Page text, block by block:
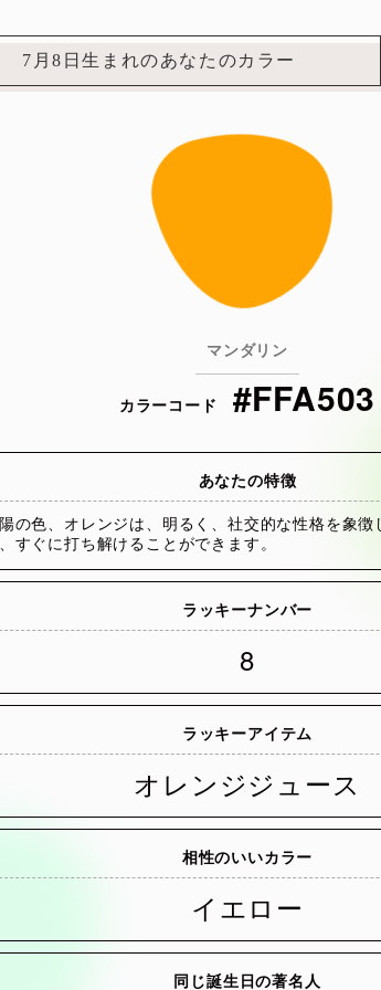
7月8日生まれのあなたのカラー
マンダリン
カラーコード #FFA503
あなたの特徴
の色、オレンジは、明るく、社交的な性格を象徴
すぐに打ち解けることができます。
ラッキーナンバー
8
ラッキーアイテム
オレンジジュース
相性のいいカラー
イエロー
同じ誕生日の著名人